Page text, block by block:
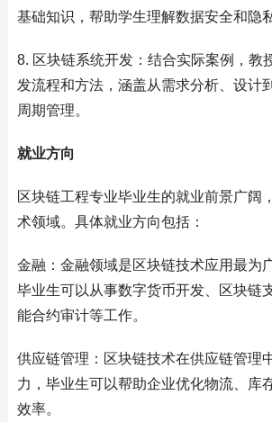
基础知识，帮助学生理解数据安全和隐
8. 区块链系统开发：结合实际案例，教
发流程和方法，涵盖从需求分析、设计
周期管理。
就业方向
区块链工程专业毕业生的就业前景广阔
术领域。具体就业方向包括：
金融：金融领域是区块链技术应用最为
毕业生可以从事数字货币开发、区块链
能合约审计等工作。
供应链管理：区块链技术在供应链管理
力，毕业生可以帮助企业优化物流、库
效率。